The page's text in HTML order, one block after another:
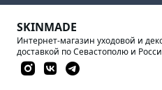
SKINMADE
Интернет-магазин уходовой и
доставкой по Севастополю и